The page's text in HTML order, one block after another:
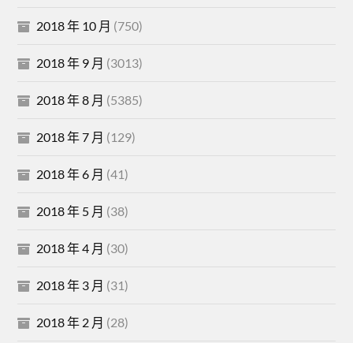
2018 年 10 月 (750)
2018 年 9 月 (3013)
2018 年 8 月 (5385)
2018 年 7 月 (129)
2018 年 6 月 (41)
2018 年 5 月 (38)
2018 年 4 月 (30)
2018 年 3 月 (31)
2018 年 2 月 (28)